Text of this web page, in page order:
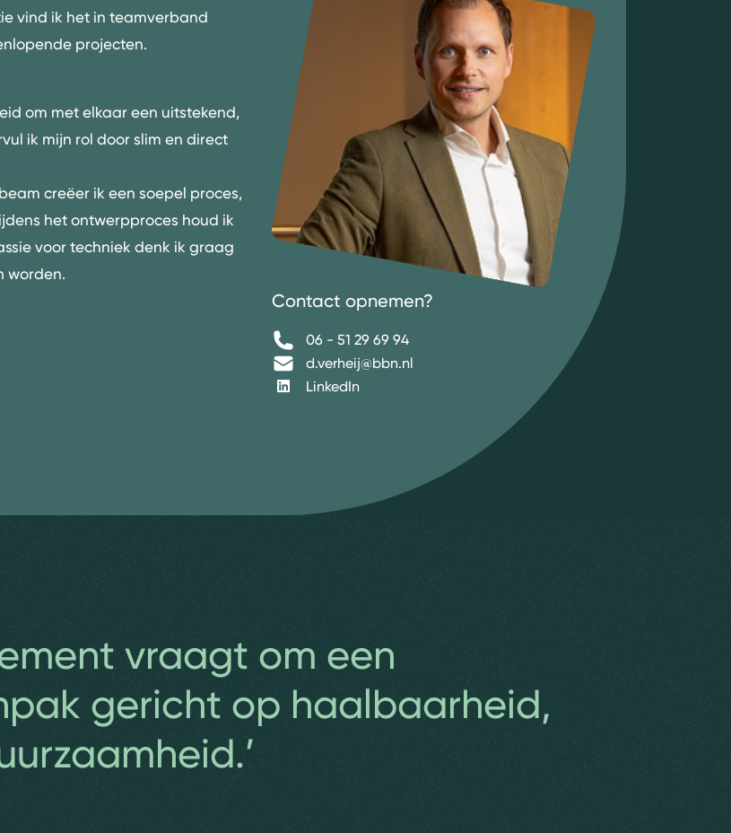
vind ik het in teamverband
projecten.
om met elkaar een uitstekend,
ik mijn rol door slim en direct
creëer ik een soepel proces,
het ontwerpproces houd ik
voor techniek denk ik graag
worden.
Contact opnemen?
06 - 51 29 69 94
d.verheij@bbn.nl
LinkedIn
vraagt om een
gericht op haalbaarheid,